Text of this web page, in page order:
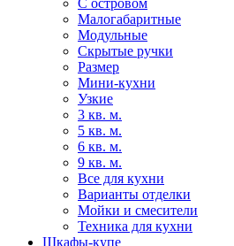
С островом
Малогабаритные
Модульные
Скрытые ручки
Размер
Мини-кухни
Узкие
3 кв. м.
5 кв. м.
6 кв. м.
9 кв. м.
Все для кухни
Варианты отделки
Мойки и смесители
Техника для кухни
Шкафы-купе